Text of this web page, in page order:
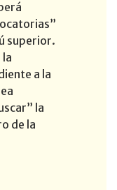
superior.
la
a la
la
de la